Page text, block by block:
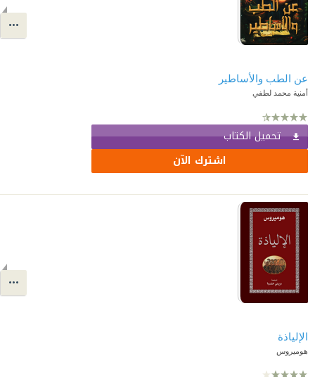
عن الطب والأساطير
أمنية محمد لطفي
تحميل الكتاب
اشترك الآن
الإلياذة
هوميروس